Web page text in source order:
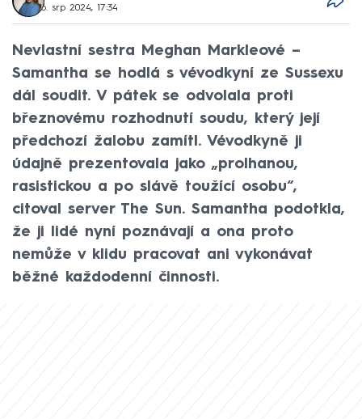
6. srp 2024, 17:34
Nevlastní sestra Meghan Markleové –
Samantha se hodlá s vévodkyní ze Sussexu
dál soudit. V pátek se odvolala proti
březnovému rozhodnutí soudu, který její
předchozí žalobu zamítl. Vévodkyně ji
údajně prezentovala jako „prolhanou,
rasistickou a po slávě toužící osobu“,
citoval server The Sun. Samantha podotkla,
že ji lidé nyní poznávají a ona proto
nemůže v klidu pracovat ani vykonávat
běžné každodenní činnosti.